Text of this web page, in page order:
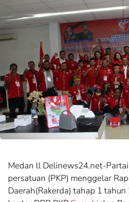
Medan ll Delinews24.net-
persatuan (PKP) menggelar
Daerah(Rakerda) tahap 1